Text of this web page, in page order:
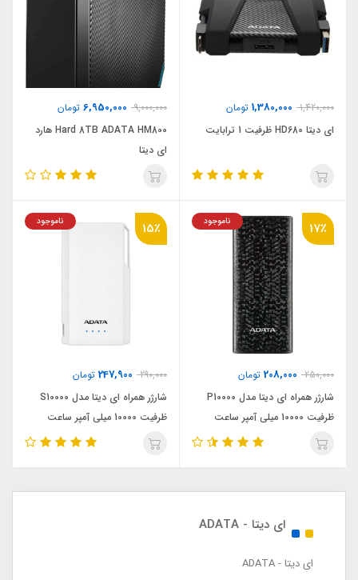
1,420,000
1,380,000 تومان
ای دیتا HD680 ظرفیت 1 ترابایت
9,000,000
6,950,000 تومان
Hard 8TB ADATA HM800 هارد
ای دیتا
17٪
250,000
208,000 تومان
ناموجود
شارژر همراه ای دیتا مدل P10000
ظرفیت 10000 میلی آمپر ساعت
15٪
290,000
247,900 تومان
ناموجود
شارژر همراه ای دیتا مدل S10000
ظرفیت 10000 میلی آمپر ساعت
ای دیتا - ADATA
ای دیتا - ADATA